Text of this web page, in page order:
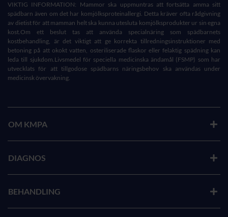
VIKTIG INFORMATION: Mammor ska uppmuntras att fortsätta amma sitt
spädbarn även om det har komjölksproteinallergi. Detta kräver ofta rådgivning
av dietist för att mamman helt ska kunna utesluta komjölksprodukter ur sin egna
kost.Om ett beslut tas att använda specialnäring som spädbarnets
kostbehandling, är det viktigt att ge korrekta tillredningsinstruktioner med
betoning på att okokt vatten, osteriliserade flaskor eller felaktig spädning kan
leda till sjukdom.Livsmedel för speciella medicinska ändamål (FSMP) som har
utvecklats för att tillgodose spädbarns näringsbehov ska användas under
medicinsk övervakning.
OM KMPA
DIAGNOS
BEHANDLING